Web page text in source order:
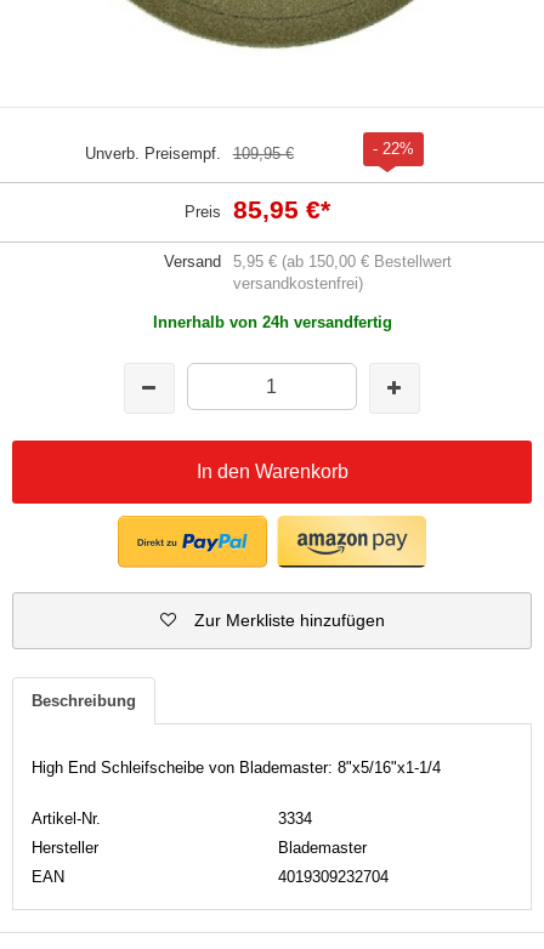
Unverb. Preisempf. 109,95 € - 22%
Preis 85,95 €*
Versand
5,95 € (ab 150,00 € Bestellwert
versandkostenfrei)
Innerhalb von 24h versandfertig
In den Warenkorb
Zur Merkliste hinzufügen
Beschreibung
High End Schleifscheibe von Blademaster: 8"x5/16"x1-1/4
Artikel-Nr.
3334
Hersteller
Blademaster
EAN
4019309232704